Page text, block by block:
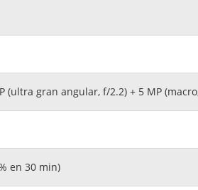
(ultra gran angular, f/2.2) + 5 MP
en 30 min)